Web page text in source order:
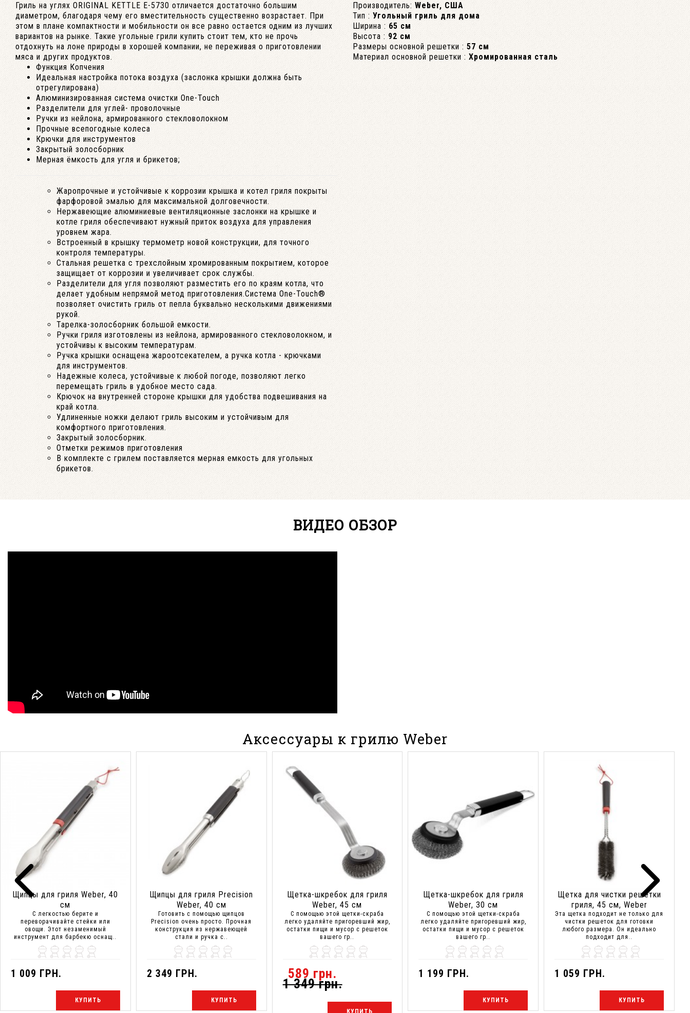
Гриль на углях ORIGINAL KETTLE Е-5730 отличается достаточно большим
диаметром, благодаря чему его вместительность существенно возрастает. При
этом в плане компактности и мобильности он все равно остается одним из лучших
вариантов на рынке. Такие угольные грили купить стоит тем, кто не прочь
отдохнуть на лоне природы в хорошей компании, не переживая о приготовлении
мяса и других продуктов.
Функция Копчения
Идеальная настройка потока воздуха (заслонка крышки должна быть
отрегулирована)
Алюминизированная система очистки One-Touch
Разделители для углей- проволочные
Ручки из нейлона, армированного стекловолокном
Прочные всепогодные колеса
Крючки для инструментов
Закрытый золосборник
Мерная ёмкость для угля и брикетов;
Жаропрочные и устойчивые к коррозии крышка и котел гриля покрыты
фарфоровой эмалью для максимальной долговечности.
Нержавеющие алюминиевые вентиляционные заслонки на крышке и
котле гриля обеспечивают нужный приток воздуха для управления
уровнем жара.
Встроенный в крышку термометр новой конструкции, для точного
контроля температуры.
Стальная решетка с трехслойным хромированным покрытием, которое
защищает от коррозии и увеличивает срок службы.
Разделители для угля позволяют разместить его по краям котла, что
делает удобным непрямой метод приготовления.Система One-Touch®
позволяет очистить гриль от пепла буквально несколькими движениями
рукой.
Тарелка-золосборник большой емкости.
Ручки гриля изготовлены из нейлона, армированного стекловолокном, и
устойчивы к высоким температурам.
Ручка крышки оснащена жароотсекателем, а ручка котла - крючками
для инструментов.
Надежные колеса, устойчивые к любой погоде, позволяют легко
перемещать гриль в удобное место сада.
Крючок на внутренней стороне крышки для удобства подвешивания на
край котла.
Удлиненные ножки делают гриль высоким и устойчивым для
комфортного приготовления.
Закрытый золосборник.
Отметки режимов приготовления
В комплекте с грилем поставляется мерная емкость для угольных
брикетов.
Производитель: Weber, США
Тип : Угольный гриль для дома
Ширина : 65 см
Высота : 92 см
Размеры основной решетки : 57 см
Материал основной решетки : Хромированная сталь
ВИДЕО ОБЗОР
Аксессуары к грилю Weber
Щипцы для гриля Weber, 40
см
С легкостью берите и
переворачивайте стейки или
овощи. Этот незаменимый
инструмент для барбекю оснащ..
1 009 ГРН.
КУПИТЬ
Щипцы для гриля Precision
Weber, 40 см
Готовить с помощью щипцов
Precision очень просто. Прочная
конструкция из нержавеющей
стали и ручка с..
2 349 ГРН.
КУПИТЬ
Щетка-шкребок для гриля
Weber, 45 см
С помощью этой щетки-скраба
легко удаляйте пригоревший жир,
остатки пищи и мусор с решеток
вашего гр..
589 грн.
1 349 грн.
Щетка-шкребок для гриля
Weber, 30 см
С помощью этой щетки-скраба
легко удаляйте пригоревший жир,
остатки пищи и мусор с решеток
вашего гр..
1 199 ГРН.
КУПИТЬ
Щетка для чистки решетки
гриля, 45 см, Weber
Эта щетка подходит не только для
чистки решеток для готовки
любого размера. Он идеально
подходит для..
1 059 ГРН.
КУПИТЬ